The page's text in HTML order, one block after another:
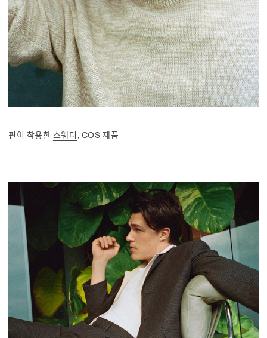
핀이 착용한 스웨터 , COS 제품